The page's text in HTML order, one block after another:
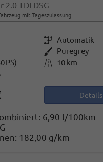
2.0 TDI DSG
mit Tageszulassung
Getriebe Automatik
Außenfarbe Puregrey
PS) Kilometerstand
10 km
Details
6,90 l/100km
G
182,00 g/km